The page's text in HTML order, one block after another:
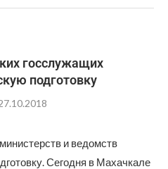
госслужащих
подготовку
и ведомств
Сегодня в Махачкале